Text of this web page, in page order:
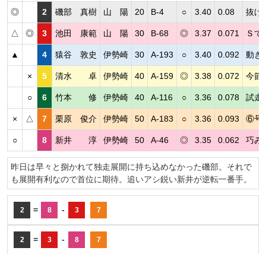
◎ 2 磯部 真樹 山 陽 20 B-4 ○ 3.40 0.08 抜け
△ ◎ 3 池田 康範 山 陽 30 B-68 ◎ 3.37 0.071 Ｓ
▲ 4 猿谷 敦史 伊勢崎 30 A-193 ○ 3.40 0.092 動き
× 5 清水 卓 伊勢崎 40 A-159 ◎ 3.38 0.072 今節
○ 6 竹本 修 伊勢崎 40 A-116 ○ 3.36 0.078 試走
× △ 7 栗原 俊介 伊勢崎 50 A-183 ○ 3.36 0.093 ⑥号
○ 8 新井 淳 伊勢崎 50 A-46 ◎ 3.35 0.062 巧み
昨日は早々と捌かれて独走展開に持ち込めなかった磯部。それで
も展開有利なので首位に期待。追いアシ鋭い新井が逆転一番手。
2 = 8 - 3 7
2 = 3 - 8 7